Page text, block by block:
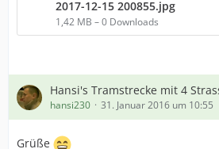
2017-12-15 200855.jpg
1,42 MB – 0 Downloads
Hansi's Tramstrecke mit 4
hansi230 31. Januar 2016 um 10:55
Grüße